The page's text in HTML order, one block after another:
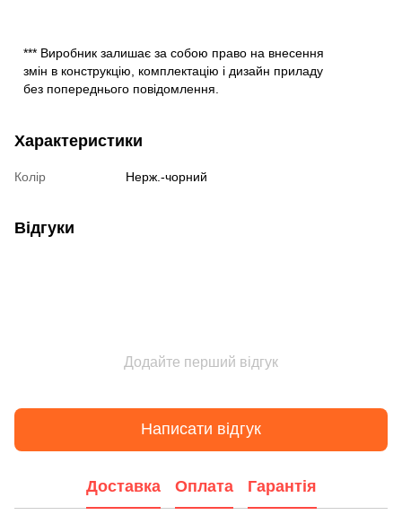
*** Виробник залишає за собою право на внесення
змін в конструкцію, комплектацію і дизайн приладу
без попереднього повідомлення.
Характеристики
Колір Нерж.-чорний
Відгуки
Додайте перший відгук
Написати відгук
Доставка Оплата Гарантія